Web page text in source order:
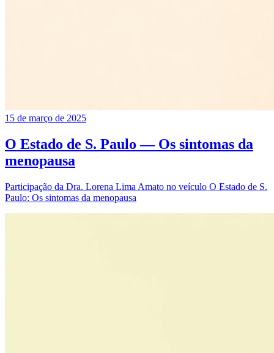
15 de março de 2025
O Estado de S. Paulo — Os sintomas da
menopausa
Participação da Dra. Lorena Lima Amato no veículo O Estado de S.
Paulo: Os sintomas da menopausa